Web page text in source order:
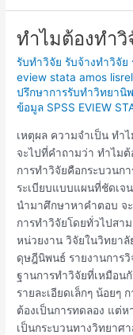
ทำไมต้องทำวิ
รับทำวิจัย รับจ้างทำวิจั
eview stata amos lisrel
ปรึกษาการรับทำวิทยานิ
ข้อมูล SPSS EVIEW
เหตุผล ความจำเป็น ทำ
จะไปที่คำถามว่า ทำไม
การทำวิจัยคือกระบวนก
ระเบียบแบบแผนที่ชัดเจ
นำมาศึกษาหาคำตอบ จ
การทำวิจัยโดยทั่วไปสา
หน่วยงาน วิจัยในวิทยา
ดุษฎีนิพนธ์ รายงานการ
ฐานการทำวิจัยที่เหมือน
รายละเอียดเล็กๆ น้อยๆ
ต้องเป็นการทดลอง แต่ห
เป็นกระบวนทางวิทยาศ
ทำไม
ทำ
วิจัย